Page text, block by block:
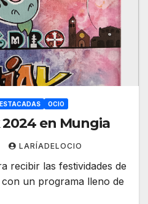
OCIO
2024 en Mungia
LARÍADELOCIO
recibir las festividades de
un programa lleno de